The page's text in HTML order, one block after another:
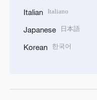
Italian Italiano
Japanese 日本語
Korean 한국어